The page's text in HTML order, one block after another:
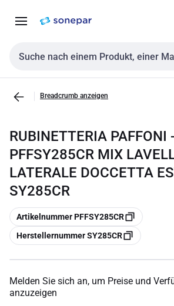
NavigationInhalt
Sucheingabe
Breadcrumb anzeigen
RUBINETTERIA PAFFONI
PFFSY285CR MIX
LATERALE DOCCETTA
SY285CR
Kopieren
Artikelnummer PFFSY285CR
Kopieren
Herstellernummer SY285CR
Melden Sie sich an, um Preise und
anzuzeigen